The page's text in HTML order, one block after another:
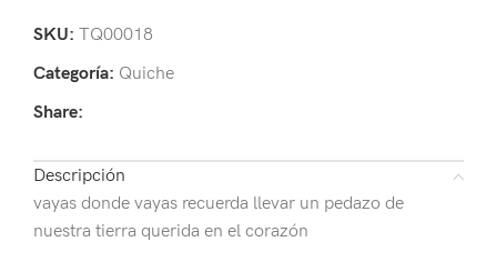
SKU: TQ00018
Categoría: Quiche
Share:
Descripción
vayas donde vayas recuerda llevar un pedazo de
nuestra tierra querida en el corazón